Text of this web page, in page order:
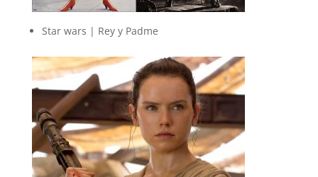
Star wars | Rey y Padme